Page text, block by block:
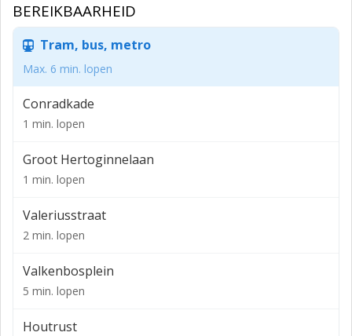
BEREIKBAARHEID
Tram, bus, metro
Max. 6 min. lopen
Conradkade
1 min. lopen
Groot Hertoginnelaan
1 min. lopen
Valeriusstraat
2 min. lopen
Valkenbosplein
5 min. lopen
Houtrust